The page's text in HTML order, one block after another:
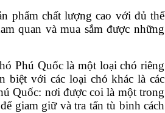
phẩm chất lượng cao với đủ thể
quan và mua sắm được những
Phú Quốc là một loại chó riêng
biệt với các loại chó khác là các
Quốc: nơi được coi là một trong
giam giữ và tra tấn tù binh cách